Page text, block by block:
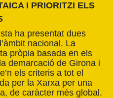
I PRIORITZI ELS
ha presentat dues
nacional. La
pròpia basada en els
demarcació de Girona i
els criteris a tot el
per la Xarxa per una
de caràcter més global.